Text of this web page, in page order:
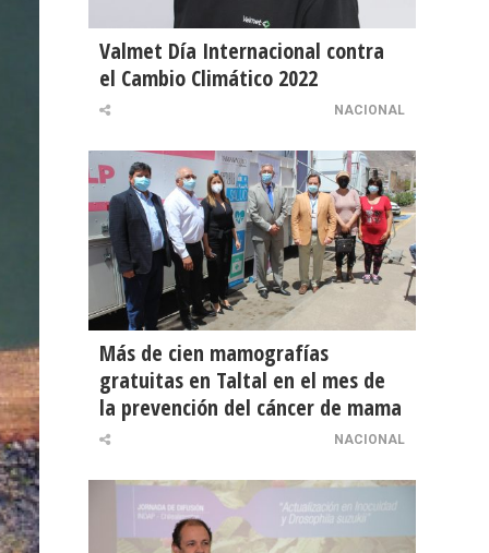
Valmet Día Internacional contra
el Cambio Climático 2022
NACIONAL
Más de cien mamografías
gratuitas en Taltal en el mes de
la prevención del cáncer de mama
NACIONAL